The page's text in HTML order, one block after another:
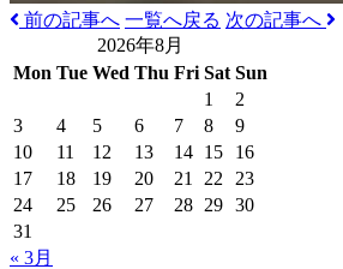
前の記事へ 一覧へ戻る 次の記事へ
2026年8月
Mon Tue Wed Thu Fri Sat Sun
1
2
3
4 5 6 7 8
9
10
11 12 13 14 15
16
17
18 19 20 21 22
23
24
25 26 27 28 29 30
31
« 3月